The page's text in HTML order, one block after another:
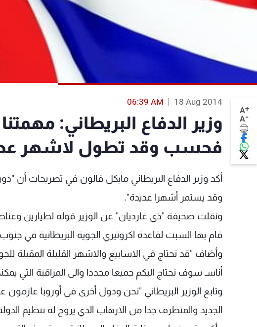
A+
A-
18 Aug 2014
06:39 AM
وزير الدفاع البريطاني:
فحسب وقد تطول لاشهر
أكد وزير الدفاع البريطاني مايكل فالون في تصريحات أن
وقد يستمر أشهرا عديدة".
ونقلت صحيفة "ذي غارديان" عن الوزير قوله لطيارين
قام بها السبت لقاعدة اكروتيري الجوية البريطانية
وأضاف "قد نحتاج في الاسابيع والاشهر القليلة المقبلة
أناسـ سوف نحتاج اليكم جميعا مجددا والى المراقبة التي
وتابع الوزير البريطاني "نحن ودول أخرى في أوروبا
الجديد والمتطرف جدا من الارهاب الذي يروج له تنظيم